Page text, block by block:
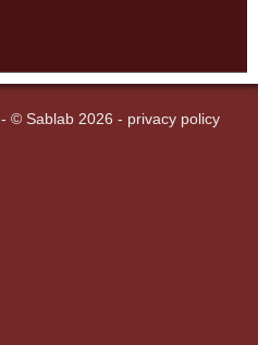
- © Sablab 2026 - privacy policy